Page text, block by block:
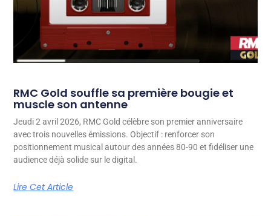
RMC Gold souffle sa première bougie et
muscle son antenne
Jeudi 2 avril 2026, RMC Gold célèbre son premier anniversaire
avec trois nouvelles émissions. Objectif : renforcer son
positionnement musical autour des années 80-90 et fidéliser une
audience déjà solide sur le digital.
Lire Cet Article